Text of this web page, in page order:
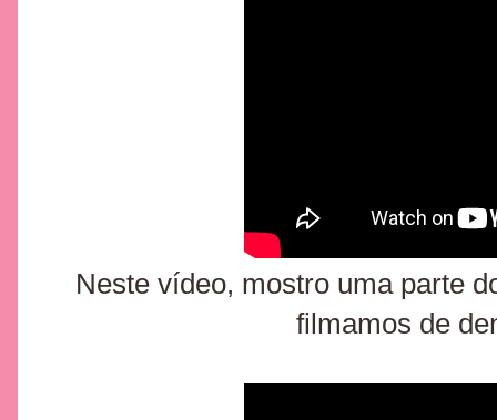
Neste vídeo, mostro uma parte
filmamos de